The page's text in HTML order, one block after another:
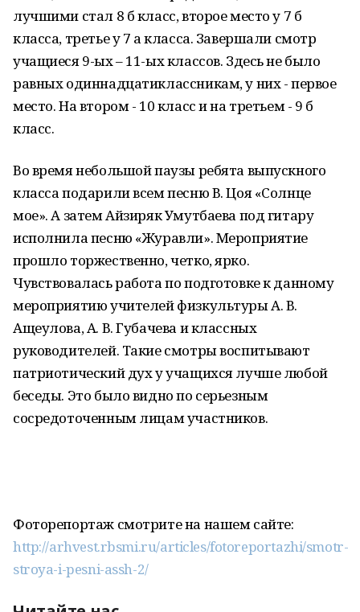
лучшими стал 8 б класс, второе место у 7 б
класса, третье у 7 а класса. Завершали смотр
учащиеся 9-ых – 11-ых классов. Здесь не было
равных одиннадцатиклассникам, у них - первое
место. На втором - 10 класс и на третьем - 9 б
класс.
Во время небольшой паузы ребята выпускного
класса подарили всем песню В. Цоя «Солнце
мое». А затем Айзиряк Умутбаева под гитару
исполнила песню «Журавли». Мероприятие
прошло торжественно, четко, ярко.
Чувствовалась работа по подготовке к данному
мероприятию учителей физкультуры А. В.
Ащеулова, А. В. Губачева и классных
руководителей. Такие смотры воспитывают
патриотический дух у учащихся лучше любой
беседы. Это было видно по серьезным
сосредоточенным лицам участников.
Фоторепортаж смотрите на нашем сайте:
http://arhvest.rbsmi.ru/articles/fotoreportazhi/smotr-
stroya-i-pesni-assh-2/